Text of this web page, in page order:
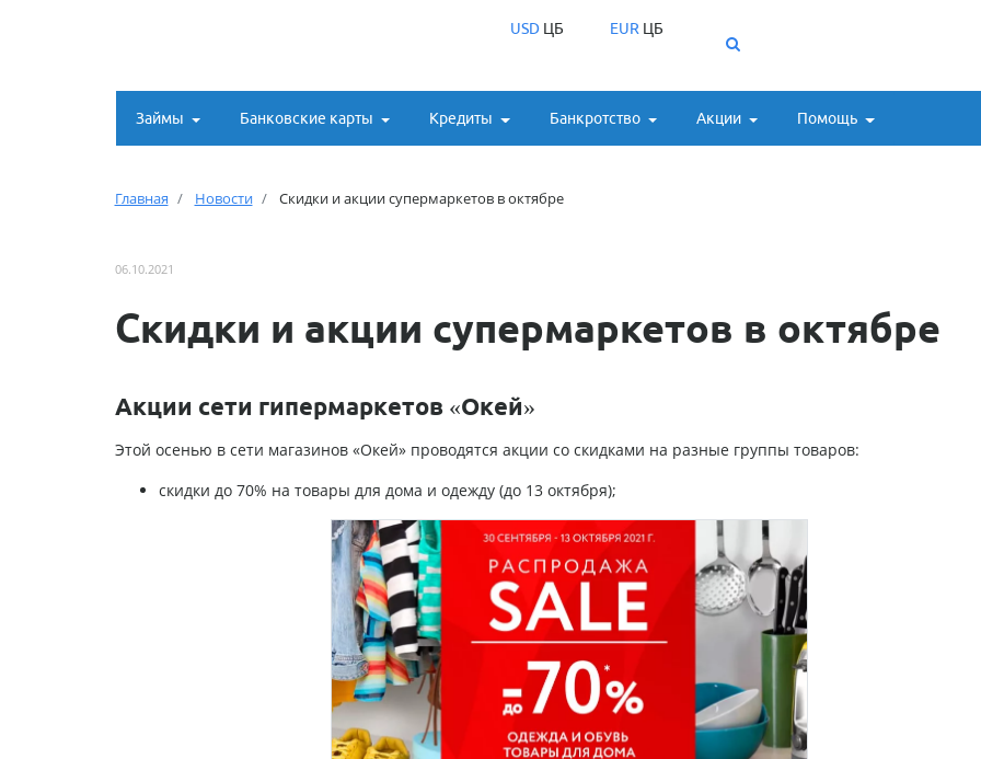
USDЦБ EUR ЦБ
Займы Банковские карты Кредиты Банкротство Акции Помощь
Главная Новости Скидки и акции супермаркетов в октябре
06.10.2021
Скидки и акции супермаркетов в октябре
Акции сети гипермаркетов «Окей»
Этой осенью в сети магазинов «Окей» проводятся акции со скидками на разные группы товаров:
скидки до 70% на товары для дома и одежду (до 13 октября);